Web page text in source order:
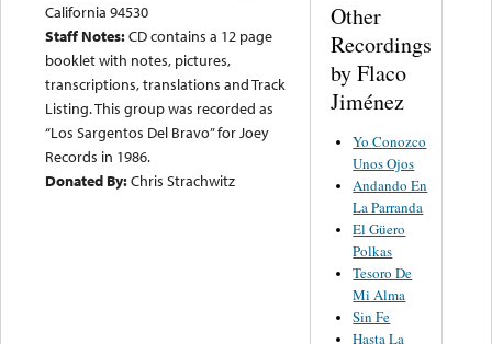
California 94530
Staff Notes:CD contains a 12 page
booklet with notes, pictures,
transcriptions, translations and Track
Listing. This group was recorded as
“Los Sargentos Del Bravo” for Joey
Records in 1986.
Donated By:Chris Strachwitz
Other
Recordings
by Flaco
Jiménez
Yo Conozco
Unos Ojos
Andando En
La Parranda
El Güero
Polkas
Tesoro De
Mi Alma
Sin Fe
Hasta La